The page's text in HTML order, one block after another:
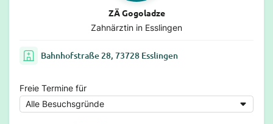
ZÄ Gogoladze
Zahnärztin in Esslingen
Bahnhofstraße 28, 73728 Esslingen
Freie Termine für